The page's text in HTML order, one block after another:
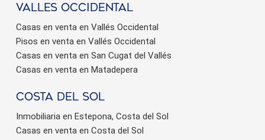
valles occidental
Casas en venta en Vallés Occidental
Pisos en venta en Vallés Occidental
Casas en venta en San Cugat del Vallés
Casas en venta en Matadepera
Costa del sol
Inmobiliaria en Estepona, Costa del Sol
Casas en venta en Costa del Sol